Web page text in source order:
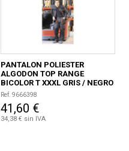
PANTALON POLIESTER
ALGODON TOP RANGE
BICOLOR T XXXL GRIS / NEGRO
/ NARANJA
Ref. 9666398
41,60 €
34,38 € sin IVA